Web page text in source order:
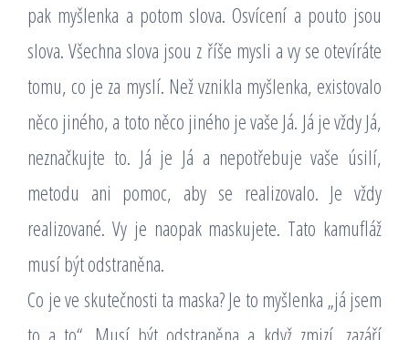
pak myšlenka a potom slova. Osvícení a pouto jsou
slova. Všechna slova jsou z říše mysli a vy se otevíráte
tomu, co je za myslí. Než vznikla myšlenka, existovalo
něco jiného, a toto něco jiného je vaše Já. Já je vždy Já,
neznačkujte to. Já je Já a nepotřebuje vaše úsilí,
metodu ani pomoc, aby se realizovalo. Je vždy
realizované. Vy je naopak maskujete. Tato kamufláž
musí být odstraněna.
Co je ve skutečnosti ta maska? Je to myšlenka „já jsem
to a to“. Musí být odstraněna a když zmizí, zazáří